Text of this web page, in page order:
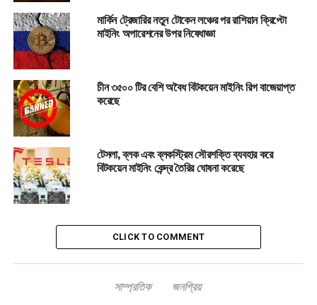
https://t.me/coinalapnews
Post Views:
এ বিষয়ে আরও সংবাদ: কয়েনআলাপ মাইনিং
UP NEXT
ক্রিপ্টোভিত্তিক স্টার্টআপে বাংলাদেশী উদ্যোক্তা তারিক আদনান মুন এর
বাজিমাৎ!
গুরুত্বপূর্ণ
AI যেভাবে ক্রিপ্টোতে ভূমিকা রাখবে
মার্কিন ট্রেজারির নতুন টোকেন লঞ্চের পর রাশিয়ান ক্রিপ্টো
মাইনিং অপারেশনের উপর নিষেধাজ্ঞা
চীন ৩৫০০ টির বেশি অবৈধ বিটকয়েন মাইনিং রিগ বাজেয়াপ্ত
করেছে
টেসলা, ব্লক এবং ব্লকস্ট্রিম সৌরশক্তি ব্যবহার করে
বিটকয়েন মাইনিং কেন্দ্র তৈরির ঘোষনা করেছে
CLICK TO COMMENT
সাম্প্রতিক জনপ্রিয়